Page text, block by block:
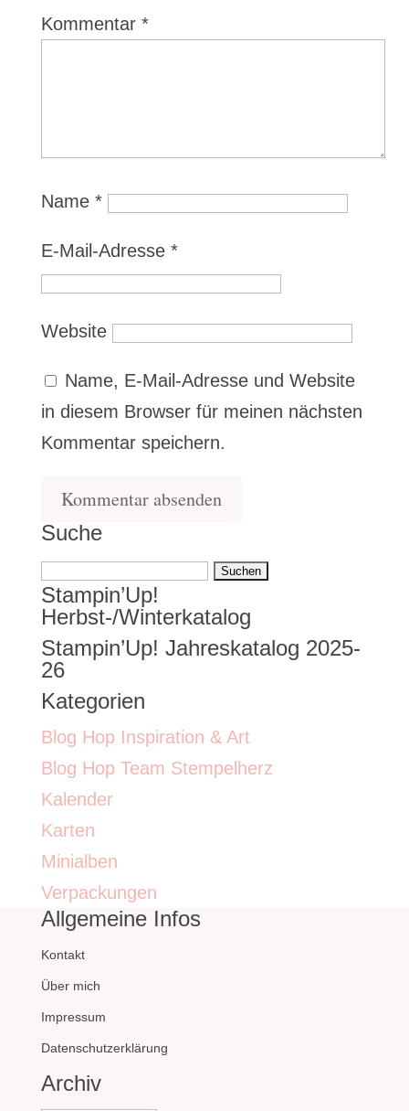
Kommentar *
Name *
E-Mail-Adresse *
Website
Name, E-Mail-Adresse und Website
in diesem Browser für meinen nächsten
Kommentar speichern.
Suche
Suchen
nach:
Stampin’Up!
Herbst-/Winterkatalog
Stampin’Up! Jahreskatalog 2025-
26
Kategorien
Blog Hop Inspiration & Art
Blog Hop Team Stempelherz
Kalender
Karten
Minialben
Verpackungen
Allgemeine Infos
Kontakt
Über mich
Impressum
Datenschutzerklärung
Archiv